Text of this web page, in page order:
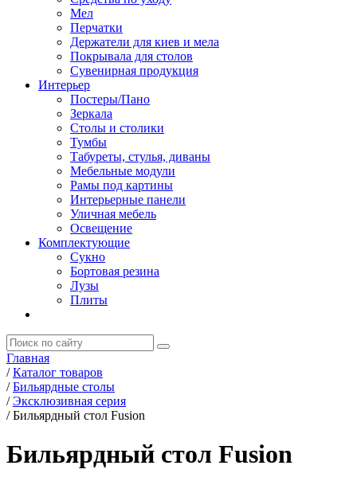
Мел
Перчатки
Держатели для киев и мела
Покрывала для столов
Сувенирная продукция
Интерьер
Постеры/Пано
Зеркала
Столы и столики
Тумбы
Табуреты, стулья, диваны
Мебельные модули
Рамы под картины
Интерьерные панели
Уличная мебель
Освещение
Комплектующие
Сукно
Бортовая резина
Лузы
Плиты
Главная
/ Каталог товаров
/ Бильярдные столы
/ Эксклюзивная серия
/ Бильярдный стол Fusion
Бильярдный стол Fusion